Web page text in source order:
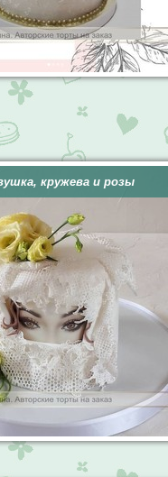
кружева и розы